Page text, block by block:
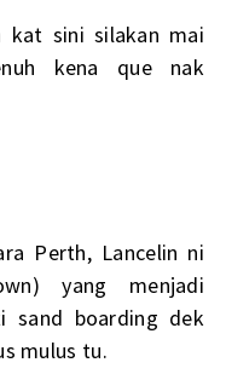
kat sini silakan mai
kena que nak
Perth, Lancelin ni
yang menjadi
sand boarding dek
mulus tu.